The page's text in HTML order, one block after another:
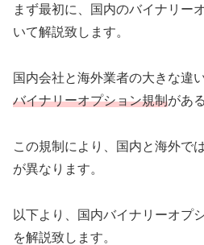
まず最初に、国内のバイナリー
いて解説致します。
国内会社と海外業者の大きな違い
バイナリーオプション規制があ
この規制により、国内と海外で
が異なります。
以下より、国内バイナリーオプ
を解説致します。